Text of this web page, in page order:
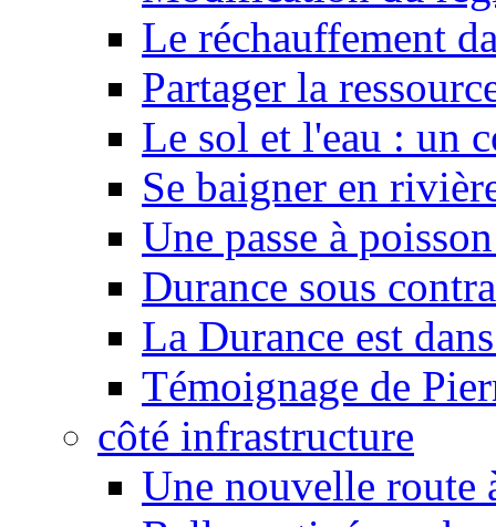
Le réchauffement
Partager la
Le sol et l'eau : un
Se baigner en
Une passe à
Durance sous
La Durance est
Témoignage de
côté infrastructure
Une nouvelle route